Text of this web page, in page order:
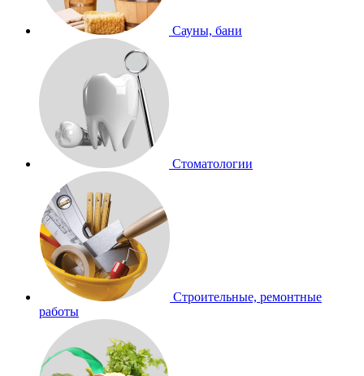
Сауны, бани
Стоматологии
Строительные, ремонтные
работы